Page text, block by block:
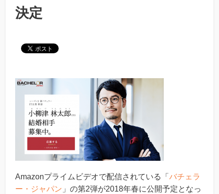
決定
Amazonプライムビデオで配信されている「 バチェラ
ー・ジャパン 」の第2弾が2018年春に公開予定となっ